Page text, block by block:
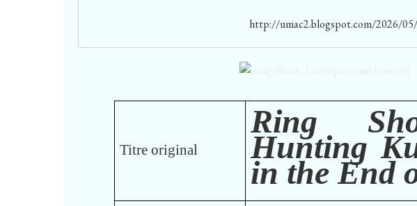
http://umac2.blogspot.com/2026/
Titre original
Ring
Hunting
in the End